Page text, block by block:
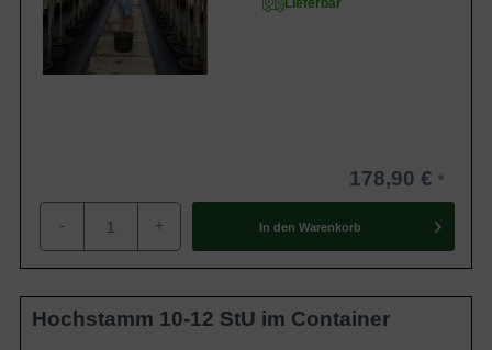
Lieferbar
178,90 €
- + In den Warenkorb
Hochstamm 10-12 StU im Container